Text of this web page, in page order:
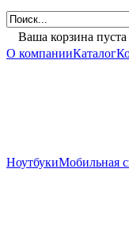
Ваша корзина пуста
О компанииКаталог
НоутбукиМобильная